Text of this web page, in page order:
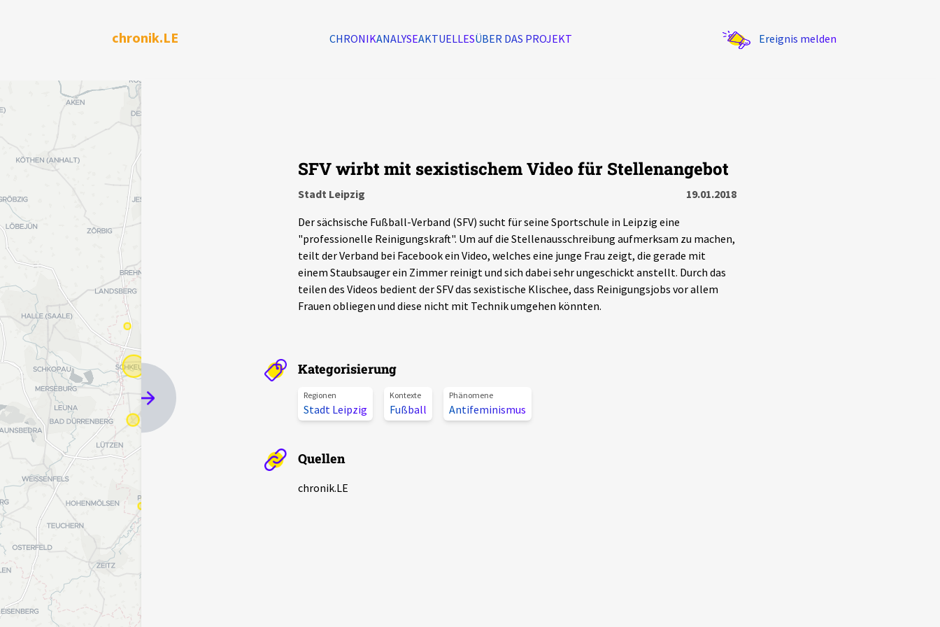
chronik.LE CHRONIKANALYSEAKTUELLESÜBER DAS PROJEKT Ereignis melden
SFV wirbt mit sexistischem Video für Stellenangebot
Stadt Leipzig
19.01.2018
Der sächsische Fußball-Verband (SFV) sucht für seine Sportschule in Leipzig eine
"professionelle Reinigungskraft". Um auf die Stellenausschreibung aufmerksam zu machen,
teilt der Verband bei Facebook ein Video, welches eine junge Frau zeigt, die gerade mit
einem Staubsauger ein Zimmer reinigt und sich dabei sehr ungeschickt anstellt. Durch das
teilen des Videos bedient der SFV das sexistische Klischee, dass Reinigungsjobs vor allem
Frauen obliegen und diese nicht mit Technik umgehen könnten.
Kategorisierung
Regionen
Stadt Leipzig
Kontexte
Fußball
Phänomene
Antifeminismus
Quellen
chronik.LE
Ereignisse Statistik